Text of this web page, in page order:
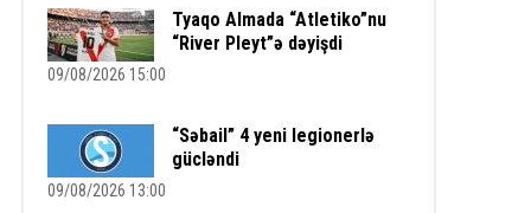
Tyaqo Almada “Atletiko”nu
“River Pleyt”ə dəyişdi
09/08/2026 15:00
“Səbail” 4 yeni legionerlə
gücləndi
09/08/2026 13:00